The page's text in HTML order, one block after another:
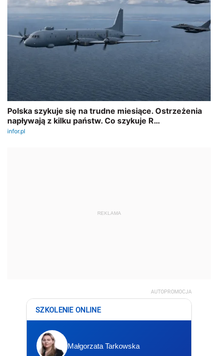
REKLAMA
AUTOPROMOCJA
SZKOLENIE ONLINE
Małgorzata Tarkowska